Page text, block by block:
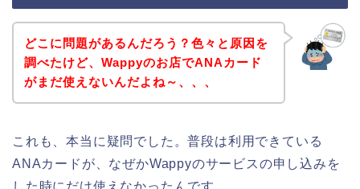
どこに問題があるんだろう？色々と原因を
調べたけど、Wappyのお店でANAカード
がまだ使えないんだよね～、、、
これも、本当に疑問でした。普段は利用できている
ANAカードが、なぜかWappyのサービスの申し込みを
した時にだけ使えなかったんです。